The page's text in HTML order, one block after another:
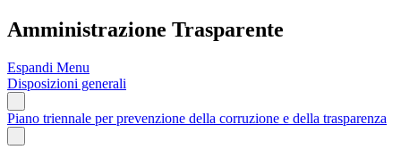
Amministrazione Trasparente
Espandi Menu
Disposizioni generali
Piano triennale per prevenzione della corruzione e della trasparenza